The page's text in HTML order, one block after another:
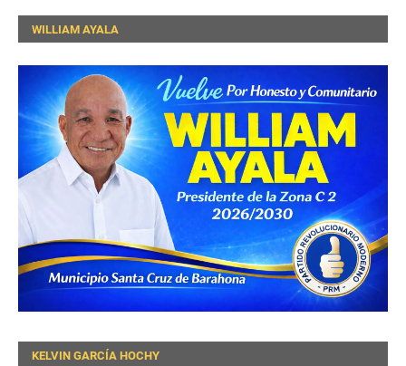
WILLIAM AYALA
KELVIN GARCÍA HOCHY